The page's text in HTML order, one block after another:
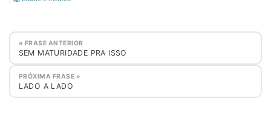
« FRASE ANTERIOR
SEM MATURIDADE PRA ISSO
PRÓXIMA FRASE »
LADO A LADO